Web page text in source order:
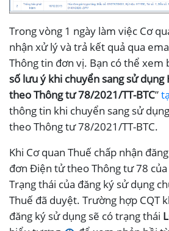
Trong vòng 1 ngày làm việc Cơ
nhận xử lý và trả kết quả qua
Thông tin đơn vị. Bạn có thể xem
số lưu ý khi chuyển sang sử
theo Thông tư 78/2021/TT-BTC”
thông tin khi chuyển sang sử
theo Thông tư 78/2021/TT-BTC.
Khi Cơ quan Thuế chấp nhận
đơn Điện tử theo Thông tư 78
Trạng thái của đăng ký sử dụng
Thuế đã duyệt. Trường hợp CQT
đăng ký sử dụng sẽ có trạng thái